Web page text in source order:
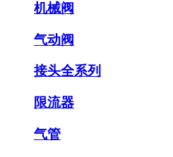
机械阀
气动阀
接头全系列
限流器
气管